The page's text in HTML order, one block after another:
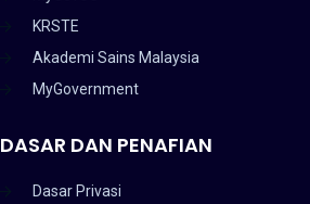
KRSTE
Akademi Sains Malaysia
MyGovernment
DASAR DAN PENAFIAN
Dasar Privasi